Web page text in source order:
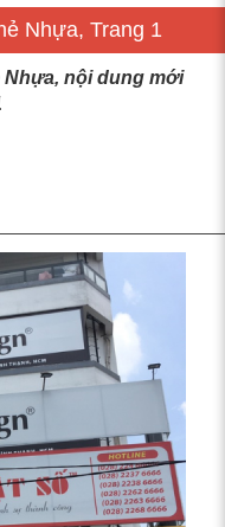
Nhựa, Trang 1
Nhựa, nội dung mới